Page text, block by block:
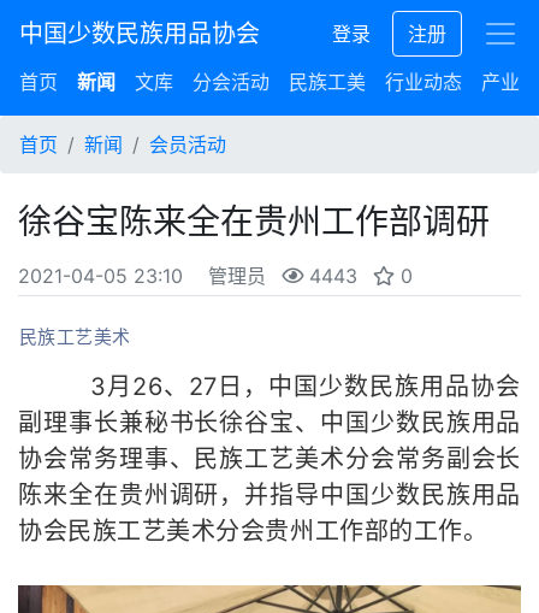
中国少数民族用品协会 登录
注册
首页
新闻 文库 分会活动 民族工美 行业动态 产业
首页 新闻 会员活动
徐谷宝陈来全在贵州工作部调研
2021-04-05 23:10 管理员 4443 0
民族工艺美术
3月 26、 27 日，中国少数民族用品协会
副理事长兼秘书长徐谷宝、中国少数民族用品
协会常务理事、民族工艺美术分会常务副会长
陈来全在贵州调研，并指导中国少数民族用品
协会民族工艺美术分会贵州工作部的工作。